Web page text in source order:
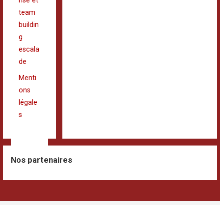
team
buildin
g
escala
de
Menti
ons
légale
s
Nos partenaires